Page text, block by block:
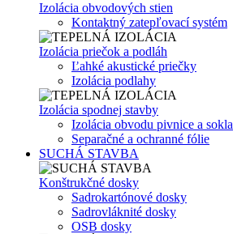
Izolácia obvodových stien
Kontaktný zatepľovací systém
Izolácia priečok a podláh
Ľahké akustické priečky
Izolácia podlahy
Izolácia spodnej stavby
Izolácia obvodu pivnice a sokla
Separačné a ochranné fólie
SUCHÁ STAVBA
Konštrukčné dosky
Sadrokartónové dosky
Sadrovláknité dosky
OSB dosky